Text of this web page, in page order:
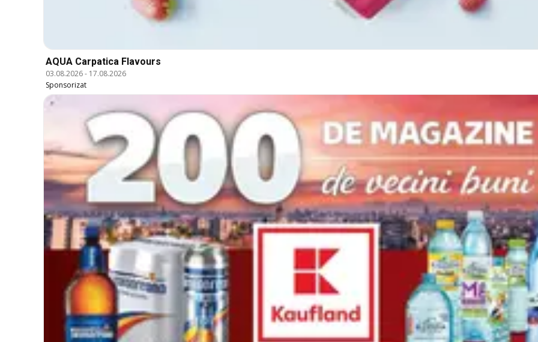
AQUA Carpatica Flavours
03.08.2026- 17.08.2026
Sponsorizat